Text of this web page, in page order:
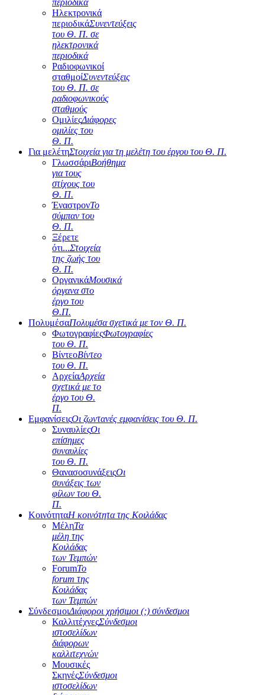
περιοδικά
Ηλεκτρονικά
περιοδικάΣυνεντεύξεις
του Θ. Π. σε
ηλεκτρονικά
περιοδικά
Ραδιοφωνικοί
σταθμοίΣυνεντεύξεις
του Θ. Π. σε
ραδιοφωνικούς
σταθμούς
ΟμιλίεςΔιάφορες
ομιλίες του
Θ. Π.
Για μελέτηΣτοιχεία για τη μελέτη του έργου του Θ. Π.
ΓλωσσάριΒοήθημα
για τους
στίχους του
Θ. Π.
ΈναστρονΤο
σύμπαν του
Θ. Π.
Ξέρετε
ότι...Στοιχεία
της ζωής του
Θ. Π.
ΟργανικάΜουσικά
όργανα στο
έργο του
Θ.Π.
ΠολυμέσαΠολυμέσα σχετικά με τον Θ. Π.
ΦωτογραφίεςΦωτογραφίες
του Θ. Π.
ΒίντεοΒίντεο
του Θ. Π.
ΑρχείαΑρχεία
σχετικά με το
έργο του Θ.
Π.
ΕμφανίσειςΟι ζωντανές εμφανίσεις του Θ. Π.
ΣυναυλίεςΟι
επίσημες
συναυλίες
του Θ. Π.
ΘανασοσυνάξειςΟι
συνάξεις των
φίλων του Θ.
Π.
ΚοινότηταΗ κοινότητα της Κοιλάδας
ΜέληΤα
μέλη της
Κοιλάδας
των Τεμπών
ForumΤο
forum της
Κοιλάδας
των Τεμπών
ΣύνδεσμοιΔιάφοροι χρήσιμοι (;) σύνδεσμοι
ΚαλλιτέχνεςΣύνδεσμοι
ιστοσελίδων
διάφορων
καλλιτεχνών
Μουσικές
ΣκηνέςΣύνδεσμοι
ιστοσελίδων